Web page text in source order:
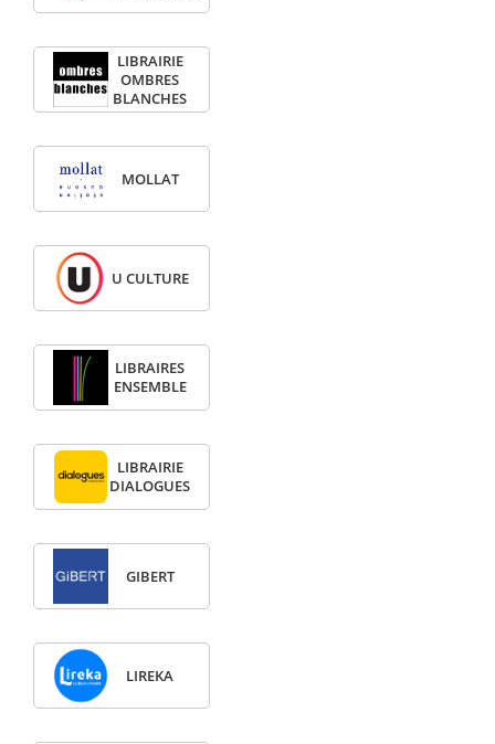
LIBRAIRIE
OMBRES
BLANCHES
MOLLAT
U CULTURE
LIBRAIRES
ENSEMBLE
LIBRAIRIE
DIALOGUES
GIBERT
LIREKA